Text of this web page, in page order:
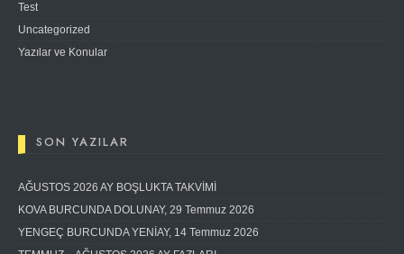
Test
Uncategorized
Yazılar ve Konular
SON YAZILAR
AĞUSTOS 2026 AY BOŞLUKTA TAKVİMİ
KOVA BURCUNDA DOLUNAY, 29 Temmuz 2026
YENGEÇ BURCUNDA YENİAY, 14 Temmuz 2026